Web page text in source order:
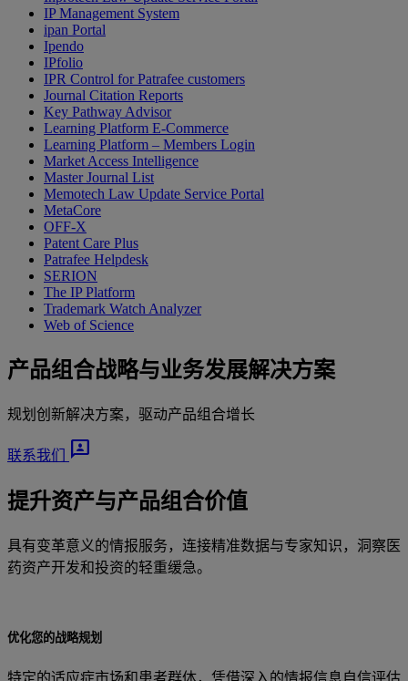
IP Management System
ipan Portal
Ipendo
IPfolio
IPR Control for Patrafee customers
Journal Citation Reports
Key Pathway Advisor
Learning Platform E-Commerce
Learning Platform – Members Login
Market Access Intelligence
Master Journal List
Memotech Law Update Service Portal
MetaCore
OFF-X
Patent Care Plus
Patrafee Helpdesk
SERION
The IP Platform
Trademark Watch Analyzer
Web of Science
产品组合战略与业务发展解决方案
规划创新解决方案，驱动产品组合增长
联系我们 3P
提升资产与产品组合价值
具有变革意义的情报服务，连接精准数据与专家知识，洞察医
药资产开发和投资的轻重缓急。
优化您的战略规划